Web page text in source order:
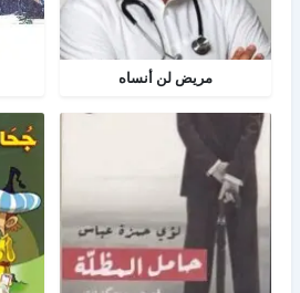
مريض لن أنساه